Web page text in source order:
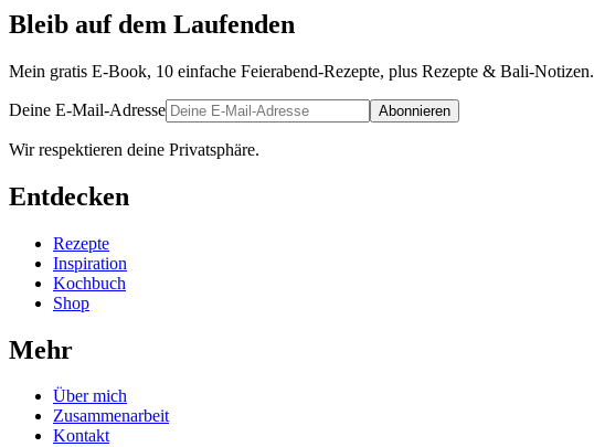
Bleib auf dem Laufenden
Mein gratis E-Book, 10 einfache Feierabend-Rezepte, plus Rezepte & Bali-Notizen.
Deine E-Mail-Adresse Abonnieren
Wir respektieren deine Privatsphäre.
Entdecken
Rezepte
Inspiration
Kochbuch
Shop
Mehr
Über mich
Zusammenarbeit
Kontakt